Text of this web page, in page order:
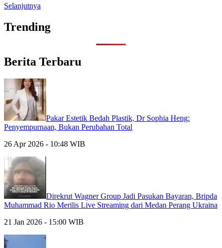
Selanjutnya
Trending
Berita Terbaru
Pakar Estetik Bedah Plastik, Dr Sophia Heng:
Penyempurnaan, Bukan Perubahan Total
26 Apr 2026 - 10:48 WIB
Direkrut Wagner Group Jadi Pasukan Bayaran, Bripda
Muhammad Rio Merilis Live Streaming dari Medan Perang Ukraina
21 Jan 2026 - 15:00 WIB